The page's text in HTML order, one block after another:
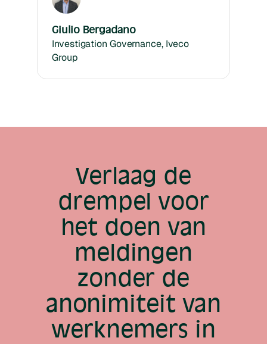
Giulio Bergadano
Investigation Governance, Iveco
Group
Verlaag de
drempel voor
het doen van
meldingen
zonder de
anonimiteit van
werknemers in